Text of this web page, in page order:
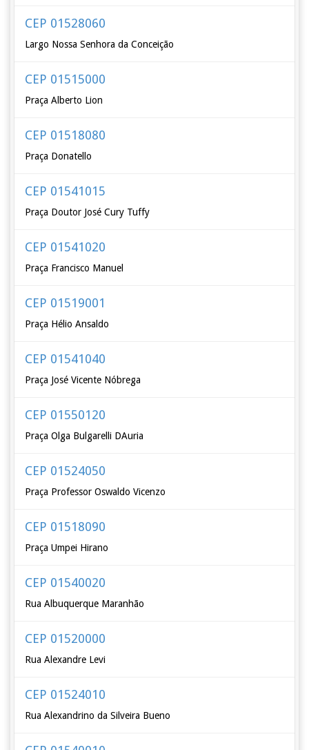
CEP 01528060
Largo Nossa Senhora da Conceição
CEP 01515000
Praça Alberto Lion
CEP 01518080
Praça Donatello
CEP 01541015
Praça Doutor José Cury Tuffy
CEP 01541020
Praça Francisco Manuel
CEP 01519001
Praça Hélio Ansaldo
CEP 01541040
Praça José Vicente Nóbrega
CEP 01550120
Praça Olga Bulgarelli DAuria
CEP 01524050
Praça Professor Oswaldo Vicenzo
CEP 01518090
Praça Umpei Hirano
CEP 01540020
Rua Albuquerque Maranhão
CEP 01520000
Rua Alexandre Levi
CEP 01524010
Rua Alexandrino da Silveira Bueno